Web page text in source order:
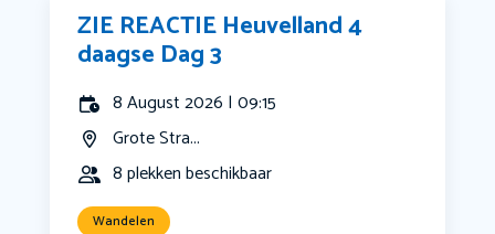
ZIE REACTIE Heuvelland 4
daagse Dag 3
8 August 2026 | 09:15
Grote Stra...
8 plekken beschikbaar
Wandelen